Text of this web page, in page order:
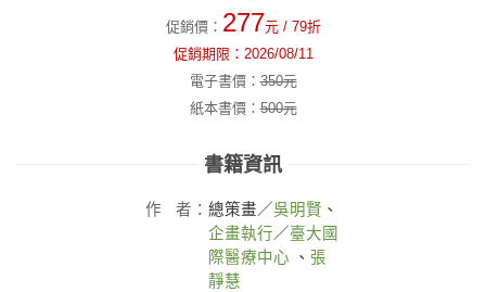
促銷價： 277元 / 79折
促銷期限： 2026/08/11
電子書價：350元
紙本書價：500元
書籍資訊
作 者： 總策畫／吳明賢 、
企畫執行／臺大國
際醫療中心 、 張
靜慧